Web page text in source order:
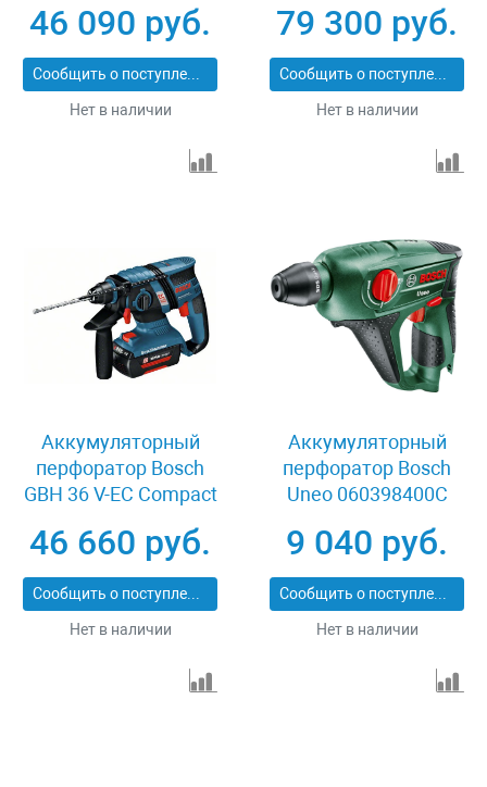
46 090 руб.
Сообщить о поступлении
Нет в наличии
79 300 руб.
Сообщить о поступлении
Нет в наличии
Аккумуляторный
перфоратор Bosch
GBH 36 V-EC Compact
46 660 руб.
Сообщить о поступлении
Нет в наличии
Аккумуляторный
перфоратор Bosch
Uneo 060398400C
9 040 руб.
Сообщить о поступлении
Нет в наличии